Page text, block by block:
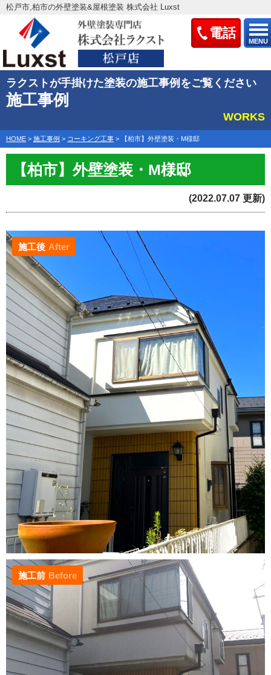
電話
MENU
松戸市,柏市の外壁塗装&屋根塗装 株式会社 Luxst
ラクストが手掛けた塗装の施工事例をご覧ください
施工事例
WORKS
HOME > 施工事例 > コーキング工事 > 【柏市】外壁塗装・М様邸
【柏市】外壁塗装・М様邸
(2022.07.07 更新)
施工後 After
施工前 Before